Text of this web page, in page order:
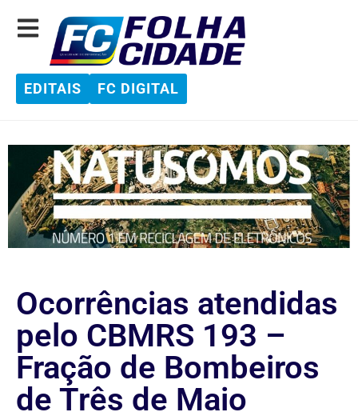
EDITAIS FC DIGITAL
Ocorrências atendidas
pelo CBMRS 193 –
Fração de Bombeiros
de Três de Maio